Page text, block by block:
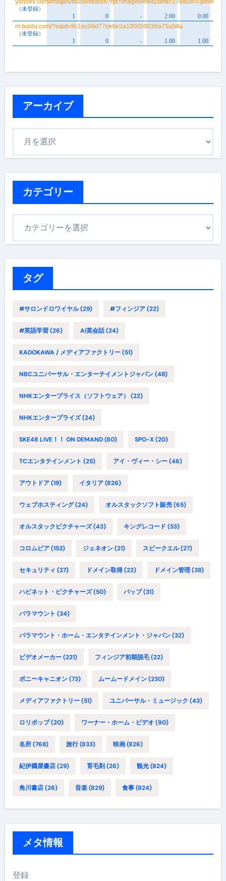
アーカイブ
カテゴリー
タグ
#サロンドロワイヤル(29) #フィンジア(22)
#英語学習(26) AI英会話(24)
KADOKAWA / メディアファクトリー(51)
NBCユニバーサル・エンターテイメントジャパン(48)
NHKエンタープライス（ソフトウェア） (22)
NHKエンタープライズ(24)
SKE48 LIVE！！ ON DEMAND(80) SPO-X(20)
TCエンタテインメント (25) アイ・ヴィー・シー(46)
アウトドア(19) イタリア(826)
ウェブホスティング(24) オルスタックソフト販売(65)
オルスタックピクチャーズ(43) キングレコード (53)
コロムビア(153) ジェネオン(21) スピークエル(27)
セキュリティ (27) ドメイン取得(22) ドメイン管理(38)
ハピネット・ピクチャーズ(50) バップ(31)
パラマウント (34)
パラマウント・ホーム・エンタテインメント・ジャパン(32)
ビデオメーカー(221) フィンジア初期脱毛(22)
ポニーキャニオン(73) ムームードメイン(230)
メディアファクトリー(51) ユニバーサル・ミュージック (43)
ロリポップ(20) ワーナー・ホーム・ビデオ (90)
名所(768) 旅行(833) 映画(826)
紀伊國屋書店(29) 育毛剤(26) 観光(824)
角川書店(26) 音楽(829) 食事(824)
メタ情報
登録